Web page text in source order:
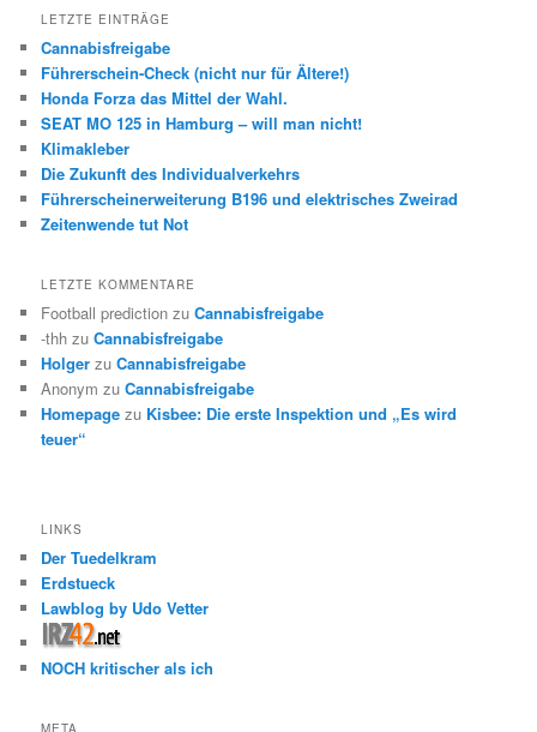
LETZTE EINTRÄGE
Cannabisfreigabe
Führerschein-Check (nicht nur für Ältere!)
Honda Forza das Mittel der Wahl.
SEAT MO 125 in Hamburg – will man nicht!
Klimakleber
Die Zukunft des Individualverkehrs
Führerscheinerweiterung B196 und elektrisches Zweirad
Zeitenwende tut Not
LETZTE KOMMENTARE
Football prediction zuCannabisfreigabe
-thh zuCannabisfreigabe
Holger zuCannabisfreigabe
Anonym zuCannabisfreigabe
Homepage zu Kisbee: Die erste Inspektion und „Es wird
teuer“
LINKS
Der Tuedelkram
Erdstueck
Lawblog by Udo Vetter
NOCH kritischer als ich
META